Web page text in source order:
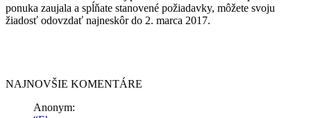
ponuka zaujala a spĺňate stanovené požiadavky, môžete svoju
žiadosť odovzdať najneskôr do 2. marca 2017.
NAJNOVŠIE KOMENTÁRE
Anonym: